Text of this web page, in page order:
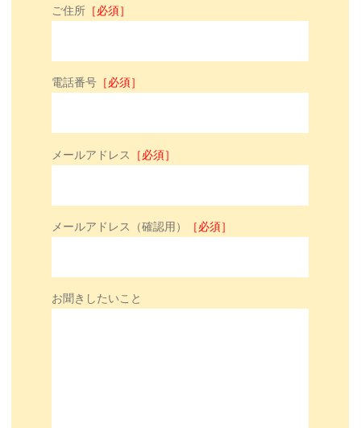
ご住所 ［必須］
電話番号 ［必須］
メールアドレス ［必須］
メールアドレス（確認用） ［必須］
お聞きしたいこと